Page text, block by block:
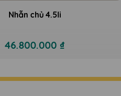
Nhẫn chủ 4.5li
46.800.000 ₫